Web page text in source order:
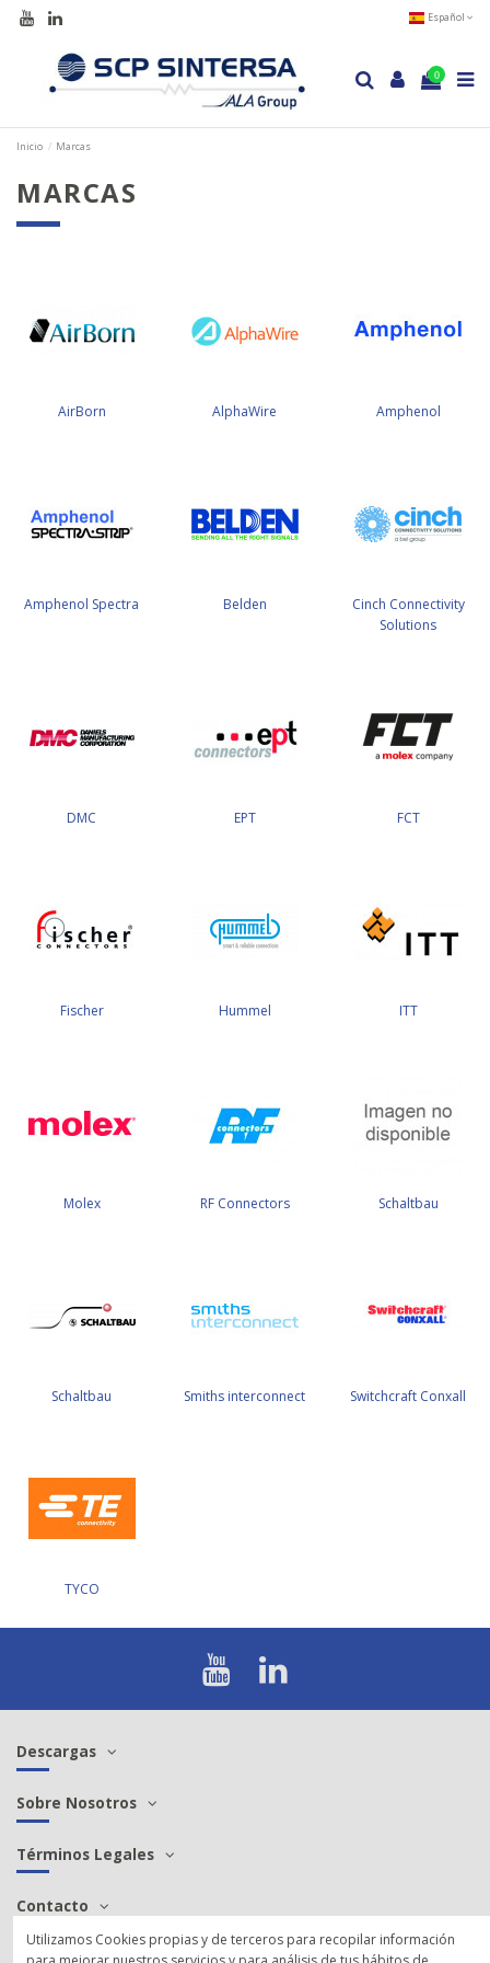
Español
0
Inicio Marcas
MARCAS
AirBorn AlphaWire Amphenol
Amphenol Spectra Belden
Cinch Connectivity
Solutions
DMC EPT FCT
Fischer Hummel ITT
Molex RF Connectors Schaltbau
Schaltbau Smiths interconnect Switchcraft Conxall
TYCO
Descargas
Sobre Nosotros
Términos Legales
Contacto
Utilizamos Cookies propias y de terceros para recopilar información